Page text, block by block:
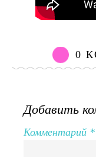
0
Добавить
Комментарий *